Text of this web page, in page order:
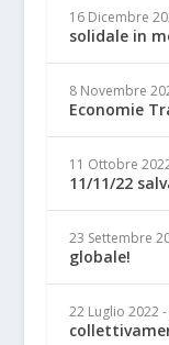
16 Dicembre
solidale in
8 Novembre
Economie
11 Ottobre
11/11/22
23 Settembre
globale!
22 Luglio 2022 -